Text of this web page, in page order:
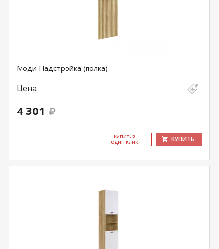
Моди Надстройка (полка)
Цена
4 301
КУ­ПИТЬ В
ОДИН КЛИК
КУПИТЬ